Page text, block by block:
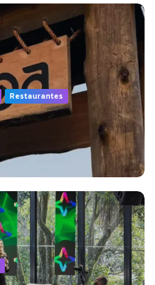
Restaurantes